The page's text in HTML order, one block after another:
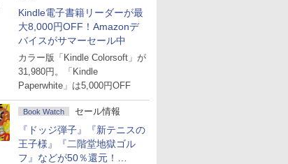
Kindle電子書籍リーダーが最
大8,000円OFF！Amazonデ
バイスがサマーセール中
カラー版「Kindle Colorsoft」が
31,980円。「Kindle
Paperwhite」は5,000円OFF
Book Watch セール情報
『ドッジ弾子』『新テニスの
王子様』『二階堂地獄ゴル
フ』などが50％還元！